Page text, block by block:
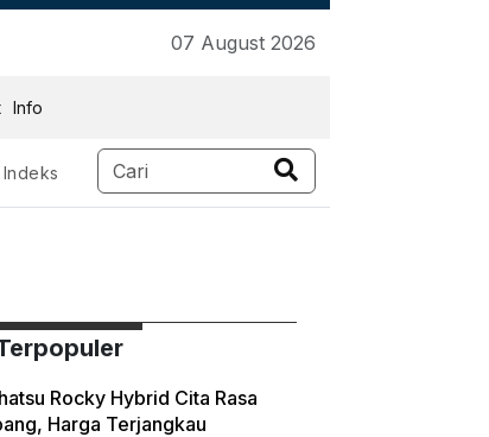
07 August 2026
Info
Indeks
Rocky Hybrid Cita Rasa
Harga Terjangkau